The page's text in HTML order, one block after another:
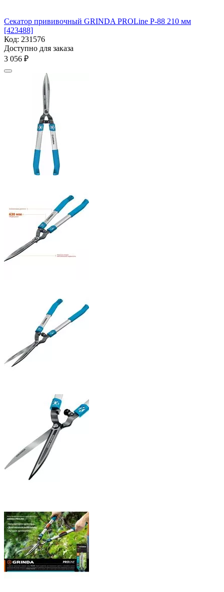
Секатор прививочный GRINDA PROLine P-88 210 мм
[423488]
Код: 231576
Доступно для заказа
3 056 ₽